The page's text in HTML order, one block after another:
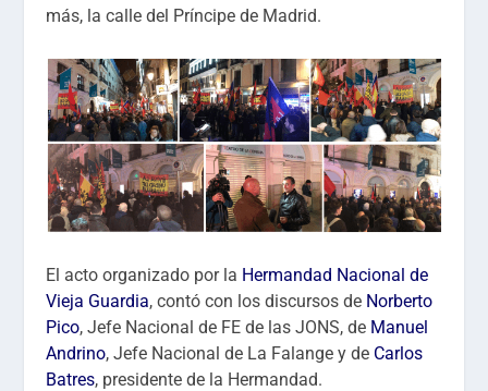
más, la calle del Príncipe de Madrid.
El acto organizado por la Hermandad Nacional de
Vieja Guardia, contó con los discursos de Norberto
Pico, Jefe Nacional de FE de las JONS, de Manuel
Andrino, Jefe Nacional de La Falange y de Carlos
Batres, presidente de la Hermandad.